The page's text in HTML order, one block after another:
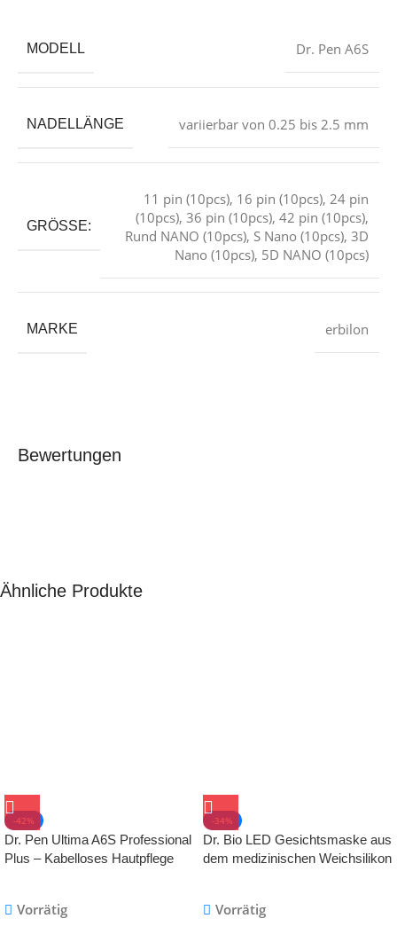
MODELL Dr. Pen A6S
NADELLÄNGE variierbar von 0.25 bis 2.5 mm
GRÖSSE:
11 pin (10pcs), 16 pin (10pcs), 24 pin
(10pcs), 36 pin (10pcs), 42 pin (10pcs),
Rund NANO (10pcs), S Nano (10pcs), 3D
Nano (10pcs), 5D NANO (10pcs)
MARKE erbilon
Bewertungen
Ähnliche Produkte
-42%
Dr. Pen Ultima A6S Professional
Plus – Kabelloses Hautpflege
Vorrätig
-34%
Dr. Bio LED Gesichtsmaske aus
dem medizinischen Weichsilikon
Vorrätig